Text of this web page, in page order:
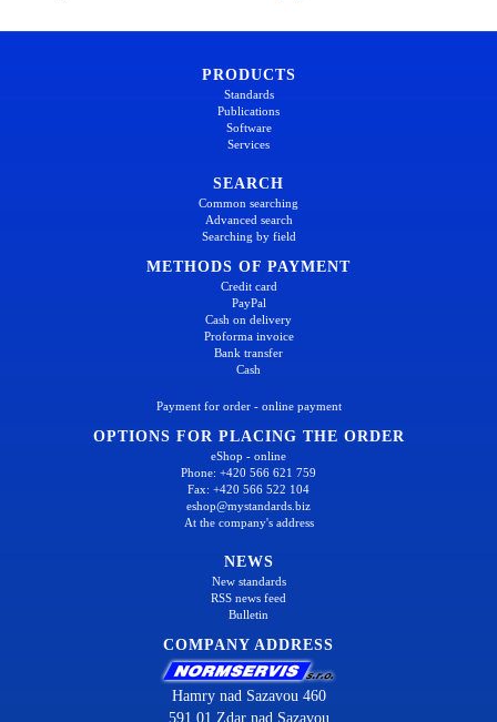
PRODUCTS
Standards
Publications
Software
Services
SEARCH
Common searching
Advanced search
Searching by field
METHODS OF PAYMENT
Credit card
PayPal
Cash on delivery
Proforma invoice
Bank transfer
Cash
Payment for order - online payment
OPTIONS FOR PLACING THE ORDER
eShop - online
Phone: +420 566 621 759
Fax: +420 566 522 104
eshop@mystandards.biz
At the company's address
NEWS
New standards
RSS news feed
Bulletin
COMPANY ADDRESS
Hamry nad Sazavou 460
591 01 Zdar nad Sazavou